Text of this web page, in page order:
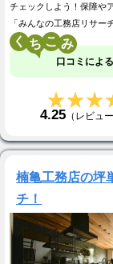
チェックしよう！保障や
「みんなの工務店リサー
く こ
口コミによ
4.25 （レビュ
楠亀工務店の坪
チ！